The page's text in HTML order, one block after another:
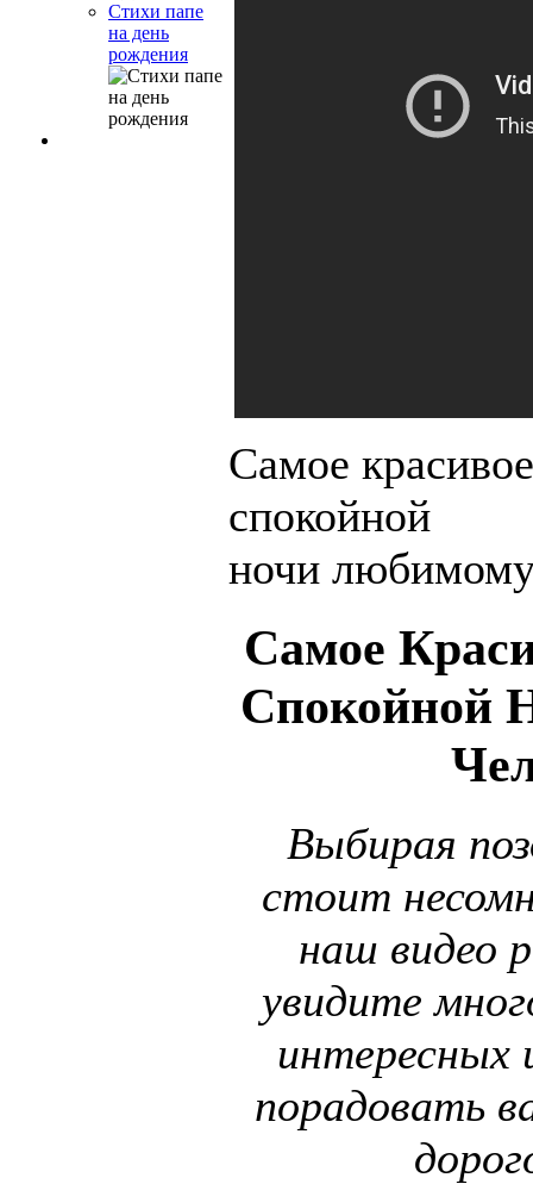
Стихи папе
на день
рождения
Самое
спокойной
ночи любимому
Самое
Спокойной
Выбирая
стоит
наш видео
увидите
интересных
порадовать